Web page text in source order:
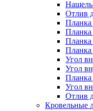
Отлив
Планка
Планка
Планка
Угол
Угол
Планка
Угол
Отлив
Кровельные